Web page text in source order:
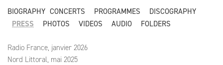
BIOGRAPHY CONCERTS PROGRAMMES
DISCOGRAPHY
PRESS
PHOTOS VIDEOS AUDIO FOLDERS
Radio France, janvier 2026
Nord Littoral, mai 2025